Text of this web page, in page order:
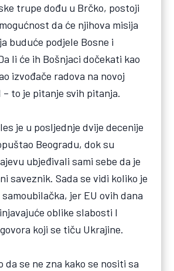
trupe dođu u Brčko, postoji
da će njihova misija
buduće podjele Bosne i
li će ih Bošnjaci dočekati kao
izvođače radova na novoj
to je pitanje svih pitanja.
je u posljednje dvije decenije
Beogradu, dok su
ubjeđivali sami sebe da je
saveznik. Sada se vidi koliko je
jer EU ovih dana
oblike slabosti I
koji se tiču Ukrajine.
da se ne zna kako se nositi sa